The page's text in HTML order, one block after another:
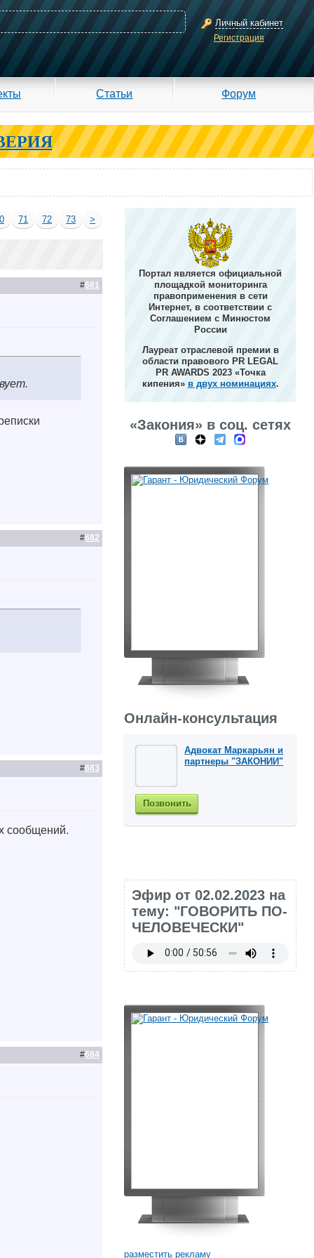
Личный кабинет
Регистрация
Статьи Форум
71 72 73 >
#681
#682
#683
сообщений.
#684
Портал является официальной
площадкой мониторинга
правоприменения в сети
Интернет, в соответствии с
Соглашением с Минюстом
России
Лауреат отраслевой премии в
области правового PR LEGAL
PR AWARDS 2023 «Точка
кипения» в двух номинациях.
«Закония» в соц. сетях
Онлайн-консультация
Адвокат Маркарьян и
партнеры "ЗАКОНИИ"
Позвонить
Эфир от 02.02.2023 на
тему: "ГОВОРИТЬ ПО-
ЧЕЛОВЕЧЕСКИ"
разместить рекламу